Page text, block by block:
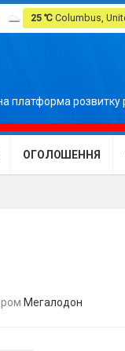
25 ℃ Columbus,
платформа розвитку
ОГОЛОШЕННЯ
Мегалодон